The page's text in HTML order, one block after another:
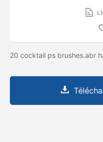
20 cocktail ps brushes.abr